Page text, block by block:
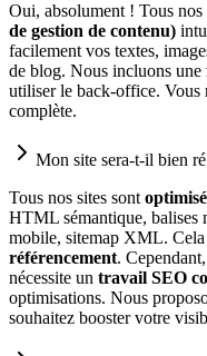
Oui, absolument ! Tous
de gestion de contenu)
facilement vos textes,
de blog. Nous incluons une
utiliser le back-office. Vous
complète.
Mon site sera-t-il bien
Tous nos sites sont
HTML sémantique, balises
mobile, sitemap XML.
référencement.
nécessite un travail SEO
optimisations. Nous
souhaitez booster votre